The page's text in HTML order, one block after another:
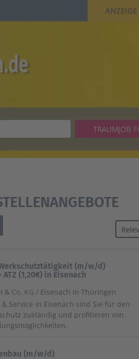
ANZEIGE
TRAUMJOB
(m/w/d)
(1,20€) in Eisenach
& Co. KG / Eisenach in Thüringen
Service in Eisenach sind Sie für den
zuständig und profitieren von
(m/w/d)